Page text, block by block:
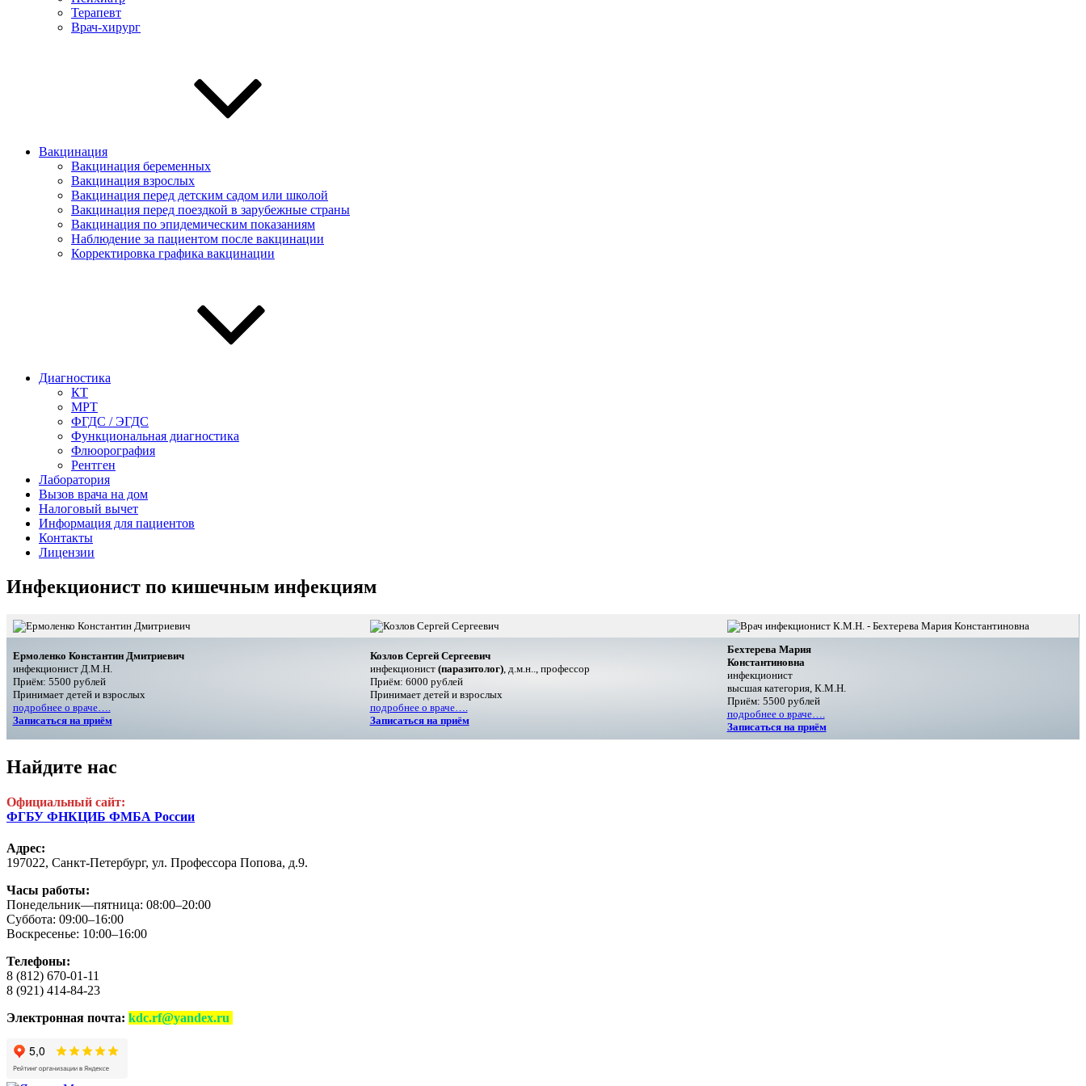
Терапевт
Врач-хирург
Вакцинация
Вакцинация беременных
Вакцинация взрослых
Вакцинация перед детским садом или школой
Вакцинация перед поездкой в зарубежные страны
Вакцинация по эпидемическим показаниям
Наблюдение за пациентом после вакцинации
Корректировка графика вакцинации
Диагностика
КТ
МРТ
ФГДС / ЭГДС
Функциональная диагностика
Флюорография
Рентген
Лаборатория
Вызов врача на дом
Налоговый вычет
Информация для пациентов
Контакты
Лицензии
Инфекционист по кишечным инфекциям
Ермоленко Константин Дмитриевич
инфекционист Д.М.Н.
Приём: 5500 рублей
Принимает детей и взрослых
подробнее о враче….
Записаться на приём
Козлов Сергей Сергеевич
инфекционист (паразитолог), д.м.н.., профессор
Приём: 6000 рублей
Принимает детей и взрослых
подробнее о враче….
Записаться на приём
Бехтерева Мария
Константиновна
инфекционист
высшая категория, К.М.Н.
Приём: 5500 рублей
подробнее о враче….
Записаться на приём
Найдите нас
Официальный сайт:
ФГБУ ФНКЦИБ ФМБА России
Адрес:
197022, Санкт-Петербург, ул. Профессора Попова, д.9.
Часы работы:
Понедельник—пятница: 08:00–20:00
Суббота: 09:00–16:00
Воскресенье: 10:00–16:00
Телефоны:
8 (812) 670-01-11
8 (921) 414-84-23
Электронная почта: kdc.rf@yandex.ru